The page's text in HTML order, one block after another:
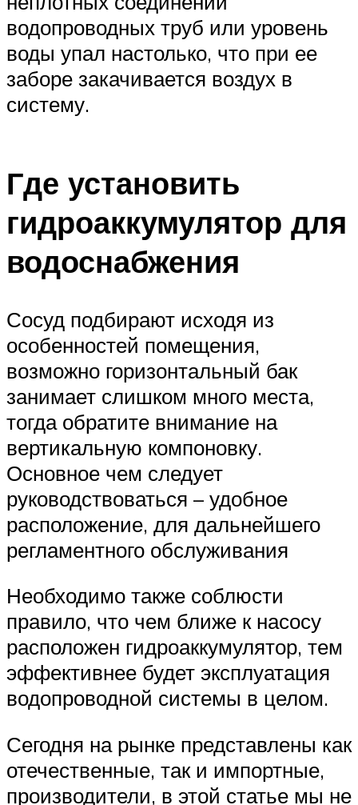
водопроводных труб или уровень
воды упал настолько, что при ее
заборе закачивается воздух в
систему.
Где установить
гидроаккумулятор для
водоснабжения
Сосуд подбирают исходя из
особенностей помещения,
возможно горизонтальный бак
занимает слишком много места,
тогда обратите внимание на
вертикальную компоновку.
Основное чем следует
руководствоваться – удобное
расположение, для дальнейшего
регламентного обслуживания
Необходимо также соблюсти
правило, что чем ближе к насосу
расположен гидроаккумулятор, тем
эффективнее будет эксплуатация
водопроводной системы в целом.
Сегодня на рынке представлены как
отечественные, так и импортные,
производители, в этой статье мы не